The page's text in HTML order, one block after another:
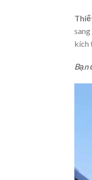
kích
Bạn